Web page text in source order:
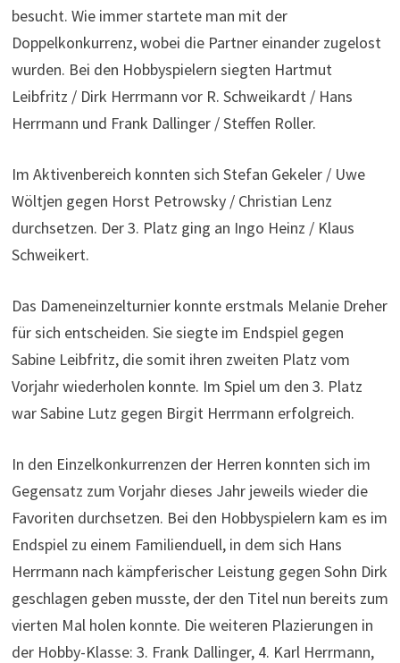
besucht. Wie immer startete man mit der
Doppelkonkurrenz, wobei die Partner einander zugelost
wurden. Bei den Hobbyspielern siegten Hartmut
Leibfritz / Dirk Herrmann vor R. Schweikardt / Hans
Herrmann und Frank Dallinger / Steffen Roller.
Im Aktivenbereich konnten sich Stefan Gekeler / Uwe
Wöltjen gegen Horst Petrowsky / Christian Lenz
durchsetzen. Der 3. Platz ging an Ingo Heinz / Klaus
Schweikert.
Das Dameneinzelturnier konnte erstmals Melanie Dreher
für sich entscheiden. Sie siegte im Endspiel gegen
Sabine Leibfritz, die somit ihren zweiten Platz vom
Vorjahr wiederholen konnte. Im Spiel um den 3. Platz
war Sabine Lutz gegen Birgit Herrmann erfolgreich.
In den Einzelkonkurrenzen der Herren konnten sich im
Gegensatz zum Vorjahr dieses Jahr jeweils wieder die
Favoriten durchsetzen. Bei den Hobbyspielern kam es im
Endspiel zu einem Familienduell, in dem sich Hans
Herrmann nach kämpferischer Leistung gegen Sohn Dirk
geschlagen geben musste, der den Titel nun bereits zum
vierten Mal holen konnte. Die weiteren Plazierungen in
der Hobby-Klasse: 3. Frank Dallinger, 4. Karl Herrmann,